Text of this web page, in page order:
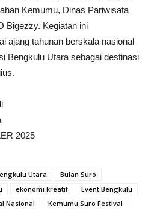
Kemumu, Dinas Pariwisata
Bigezzy. Kegiatan ini
ajang tahunan berskala nasional
Bengkulu Utara sebagai destinasi
2025
Utara
Bulan Suro
ekonomi kreatif
Event Bengkulu
Nasional
Kemumu Suro Festival